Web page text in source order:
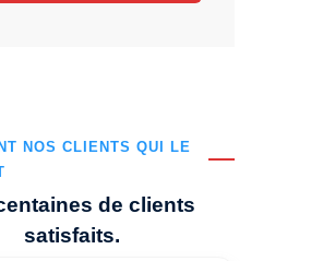
NOS CLIENTS QUI LE
de clients
satisfaits.